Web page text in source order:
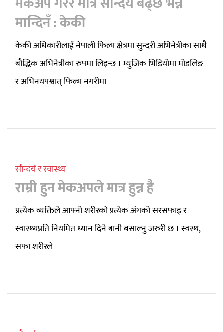
मान्दिनँ : केकी
केकी अधिकारीलाई नेपाली फिल्म क्षेत्रमा सुन्दरी अभिनेत्रीका साथै
बौद्धिक अभिनेत्रीका रुपमा लिइन्छ । म्युजिक भिडियोमा मोडलिङ
र अभिनयपश्चात् फिल्म नगरीमा
सौन्दर्य र स्वास्थ्य
राम्री हुन मेकअपले मात्र हुन्न है
प्रत्येक व्यक्तिले आफ्नो शरीरको प्रत्येक अंगको सरसफाइ र
स्वास्थ्यप्रति नियमित ध्यान दिने बानी बसाल्नु जरुरी छ । स्वस्थ,
सफा शरीरले